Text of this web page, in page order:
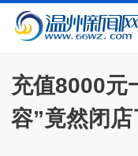
充值8000元
容”竟然闭店